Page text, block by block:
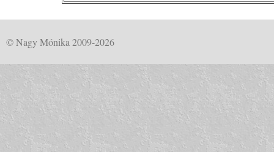
© Nagy Mónika 2009-2026